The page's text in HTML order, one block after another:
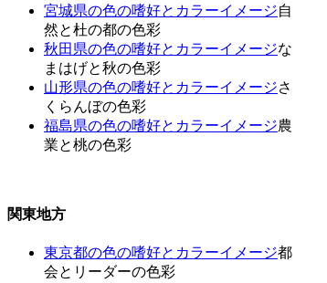
宮城県の色の嗜好とカラーイメージ自
然と杜の都の色彩
秋田県の色の嗜好とカラーイメージな
まはげと秋の色彩
山形県の色の嗜好とカラーイメージさ
くらんぼの色彩
福島県の色の嗜好とカラーイメージ農
業と桃の色彩
関東地方
東京都の色の嗜好とカラーイメージ都
会とリーダーの色彩